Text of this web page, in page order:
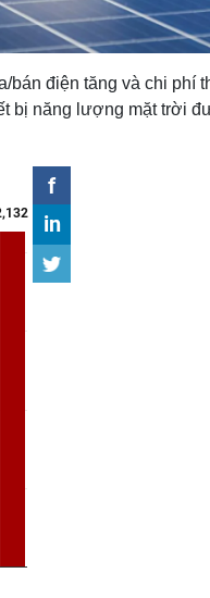
điện tăng và chi
bị năng lượng mặt trời